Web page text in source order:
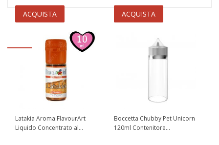
ACQUISTA ACQUISTA
Latakia Aroma FlavourArt
Liquido Concentrato al...
Boccetta Chubby Pet Unicorn
120ml Contenitore...